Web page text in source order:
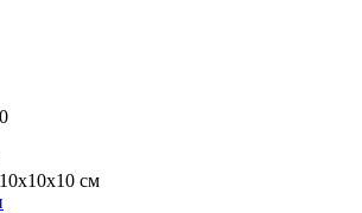
10х10х10 см